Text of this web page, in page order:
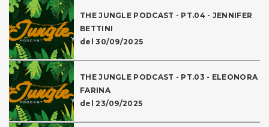
THE JUNGLE PODCAST - PT.04 - JENNIFER
BETTINI
del 30/09/2025
THE JUNGLE PODCAST - PT.03 - ELEONORA
FARINA
del 23/09/2025